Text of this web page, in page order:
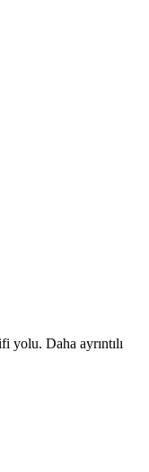
yolu. Daha ayrıntılı